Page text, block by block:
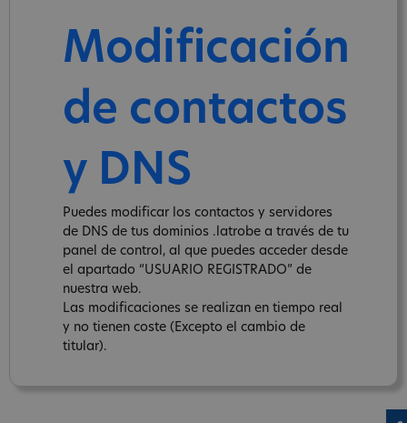
Modificación
de contactos
y DNS
Puedes modificar los contactos y servidores
de DNS de tus dominios .latrobe a través de tu
panel de control, al que puedes acceder desde
el apartado “USUARIO REGISTRADO” de
nuestra web.
Las modificaciones se realizan en tiempo real
y no tienen coste (Excepto el cambio de
titular).